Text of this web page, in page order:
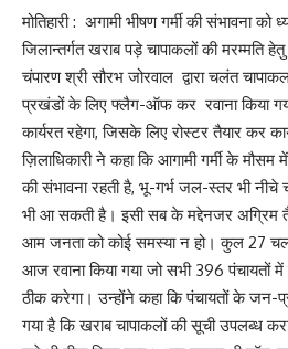
मोतिहारी : अगामी भीषण गर्मी की संभावना को
जिलान्तर्गत खराब पड़े चापाकलों की मरम्मति
चंपारण श्री सौरभ जोरवाल द्वारा चलंत
प्रखंडों के लिए फ्लैग-ऑफ कर रवाना किया
कार्यरत रहेगा, जिसके लिए रोस्टर तैयार कर
ज़िलाधिकारी ने कहा कि आगामी गर्मी के मौसम
की संभावना रहती है, भू-गर्भ जल-स्तर भी
भी आ सकती है। इसी सब के मद्देनजर अग्रिम
आम जनता को कोई समस्या न हो। कुल 27
आज रवाना किया गया जो सभी 396 पंचायतों
ठीक करेगा। उन्होंने कहा कि पंचायतों के जन-
गया है कि खराब चापाकलों की सूची उपलब्ध